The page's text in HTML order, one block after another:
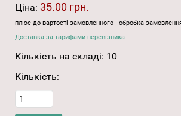
Ціна: 35.00 грн.
плюс до вартості замовленного - обробка
Доставка за тарифами перевізника
Кількість на складі: 10
Кількість: